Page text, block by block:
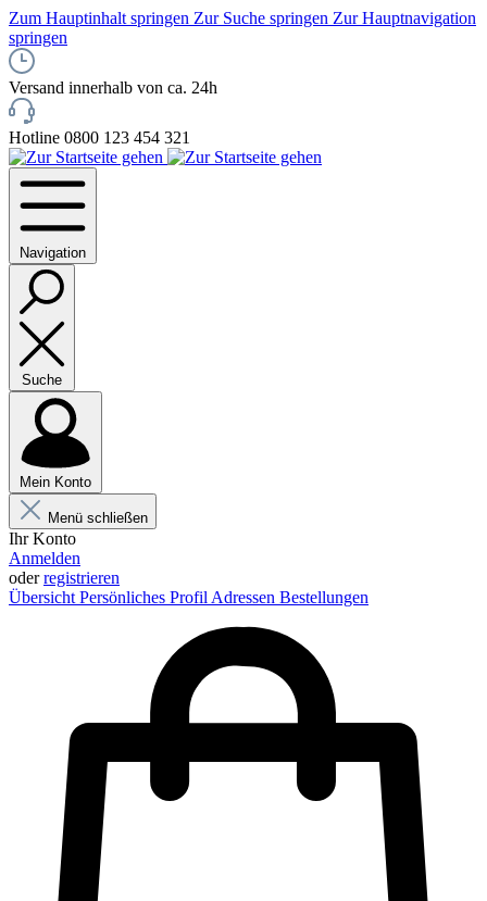
Zum Hauptinhalt springen Zur Suche springen Zur Hauptnavigation
springen
Versand innerhalb von ca. 24h
Hotline 0800 123 454 321
Navigation
Suche
Mein Konto
Menü schließen
Ihr Konto
Anmelden
oderregistrieren
Übersicht Persönliches Profil Adressen Bestellungen